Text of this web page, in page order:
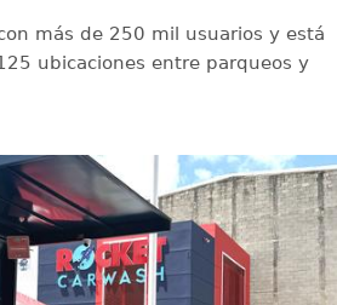
más de 250 mil usuarios y está
ubicaciones entre parqueos y